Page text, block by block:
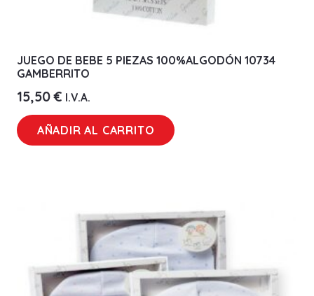
JUEGO DE BEBE 5 PIEZAS 100%ALGODÓN 10734
GAMBERRITO
15,50€ I.V.A.
AÑADIR AL CARRITO